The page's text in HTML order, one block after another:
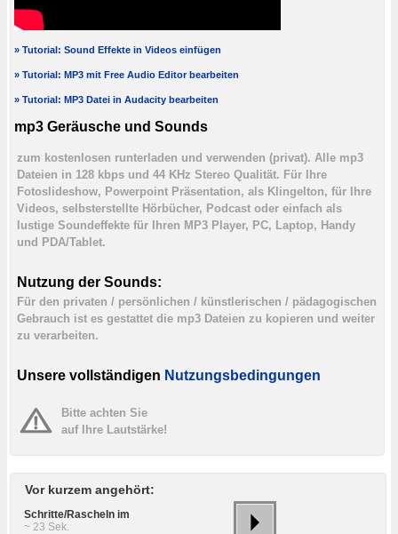
» Tutorial: Sound Effekte in Videos einfügen
» Tutorial: MP3 mit Free Audio Editor bearbeiten
» Tutorial: MP3 Datei in Audacity bearbeiten
mp3 Geräusche und Sounds
zum kostenlosen runterladen und verwenden (privat). Alle mp3
Dateien in 128 kbps und 44 KHz Stereo Qualität. Für Ihre
Fotoslideshow, Powerpoint Präsentation, als Klingelton, für Ihre
Videos, selbsterstellte Hörbücher, Podcast oder einfach als
lustige Soundeffekte für Ihren MP3 Player, PC, Laptop, Handy
und PDA/Tablet.
Nutzung der Sounds:
Für den privaten / persönlichen / künstlerischen / pädagogischen
Gebrauch ist es gestattet die mp3 Dateien zu kopieren und weiter
zu verarbeiten.
Unsere vollständigen Nutzungsbedingungen
Bitte achten Sie
auf Ihre Lautstärke!
Vor kurzem angehört:
Schritte/Rascheln im
~ 23 Sek.